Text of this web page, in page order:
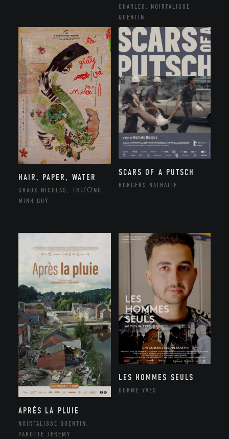
CHARLES, NOIRFALISSE
QUENTIN
HAIR, PAPER, WATER
GRAUX NICOLAS, TRƯƠNG
MINH QUÝ
SCARS OF A PUTSCH
BORGERS NATHALIE
APRÈS LA PLUIE
NOIRFALISSE QUENTIN,
PAROTTE JEREMY
LES HOMMES SEULS
DORME YVES